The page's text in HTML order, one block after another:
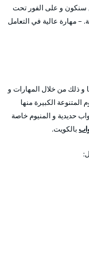
سنكون و على الفور تحت
– مهارة عالية في التعامل
و ذلك من خلال المهارات و
الكبيرة منها
حديدية و المنيوم خاصة
بالكويت.